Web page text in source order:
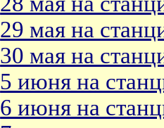
29 мая на
30 мая на
5 июня на
6 июня на